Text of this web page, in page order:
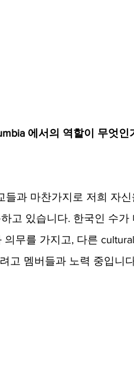
에서의 역할이 무엇인
들과 마찬가지로 저희 자
고 있습니다. 한국인 수가
무를 가지고, 다른
고 멤버들과 노력 중입니